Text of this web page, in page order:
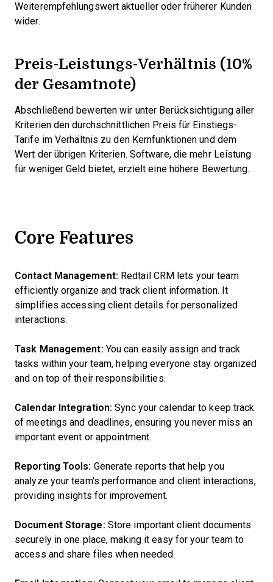
Weiterempfehlungswert aktueller oder früherer Kunden
wider.
Preis-Leistungs-Verhältnis (10%
der Gesamtnote)
Abschließend bewerten wir unter Berücksichtigung aller
Kriterien den durchschnittlichen Preis für Einstiegs-
Tarife im Verhältnis zu den Kernfunktionen und dem
Wert der übrigen Kriterien. Software, die mehr Leistung
für weniger Geld bietet, erzielt eine höhere Bewertung.
Core Features
Contact Management: Redtail CRM lets your team
efficiently organize and track client information. It
simplifies accessing client details for personalized
interactions.
Task Management: You can easily assign and track
tasks within your team, helping everyone stay organized
and on top of their responsibilities.
Calendar Integration: Sync your calendar to keep track
of meetings and deadlines, ensuring you never miss an
important event or appointment.
Reporting Tools: Generate reports that help you
analyze your team's performance and client interactions,
providing insights for improvement.
Document Storage: Store important client documents
securely in one place, making it easy for your team to
access and share files when needed.